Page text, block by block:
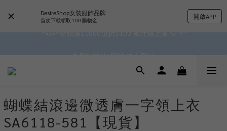
DesireShop女裝服飾品牌
首次下載領取 100 購物金 開啟APP
^•ﻌ•^全館滿$1000現折$100 累計無上限 ♡ ✧*
✿॰ॱ*｡ﾟ 全館滿$799即免運ॱ*｡ﾟ✿
蝴蝶結滾邊微透膚一字領上衣
SA6118-581【現貨】